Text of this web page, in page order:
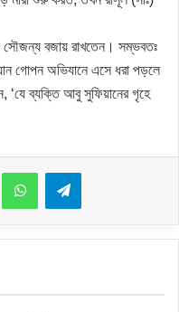
সৌজন্য বজায় রাখতেন। সম্ভবতঃ
গোপন অভিযানে এসে ধরা পড়লে
‘যে ব্যক্তি আবু সুফিয়ানের গৃহে
WhatsAppTelegram